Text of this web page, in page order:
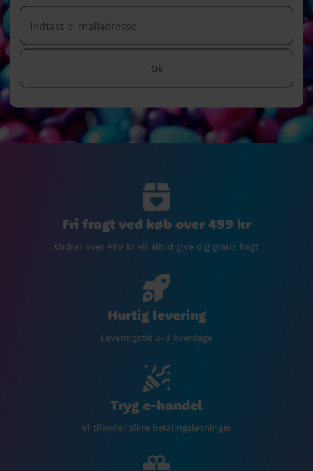
Ok
Fri fragt ved køb over 499 kr
Ordrer over 499 kr vil alltid give dig gratis fragt
Hurtig levering
Leveringstid 2-3 hverdage
Tryg e-handel
Vi tilbyder sikre betalingsløsninger